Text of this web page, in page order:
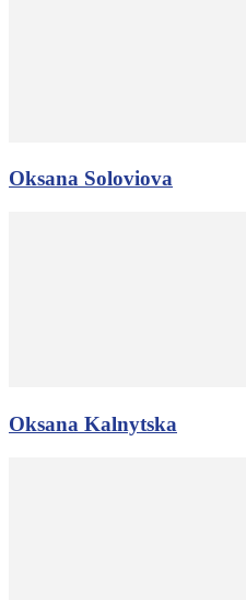
Oksana Soloviova
Oksana Kalnytska